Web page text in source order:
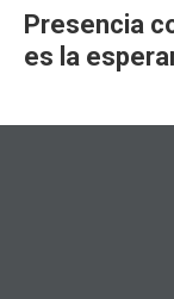
Presencia
es la